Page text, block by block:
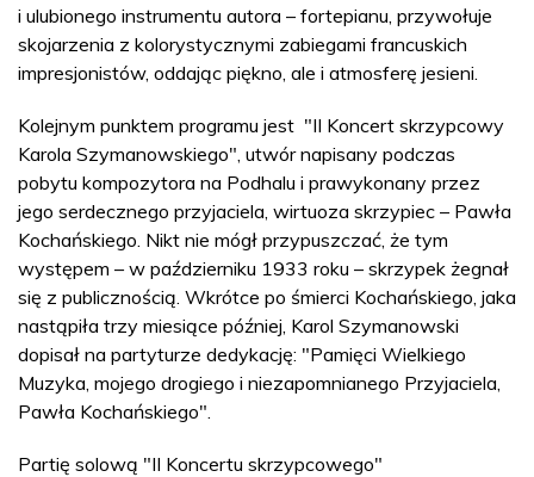
i ulubionego instrumentu autora – fortepianu, przywołuje
skojarzenia z kolorystycznymi zabiegami francuskich
impresjonistów, oddając piękno, ale i atmosferę jesieni.
Kolejnym punktem programu jest "II Koncert skrzypcowy
Karola Szymanowskiego", utwór napisany podczas
pobytu kompozytora na Podhalu i prawykonany przez
jego serdecznego przyjaciela, wirtuoza skrzypiec – Pawła
Kochańskiego. Nikt nie mógł przypuszczać, że tym
występem – w październiku 1933 roku – skrzypek żegnał
się z publicznością. Wkrótce po śmierci Kochańskiego, jaka
nastąpiła trzy miesiące później, Karol Szymanowski
dopisał na partyturze dedykację: "Pamięci Wielkiego
Muzyka, mojego drogiego i niezapomnianego Przyjaciela,
Pawła Kochańskiego".
Partię solową "II Koncertu skrzypcowego"